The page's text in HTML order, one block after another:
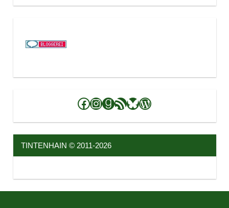
Facebook
Instagram
Goodreads
RSS-Feed
Bluesky
WordPress
TINTENHAIN © 2011-2026